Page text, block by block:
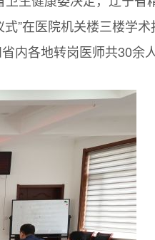
”在医院机关楼三楼学
内各地转岗医师共30余